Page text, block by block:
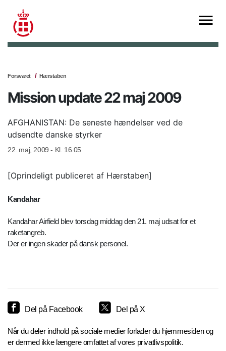
Forsvaret Hærstaben
Mission update 22 maj 2009
AFGHANISTAN: De seneste hændelser ved de
udsendte danske styrker
22. maj, 2009 - Kl. 16.05
[Oprindeligt publiceret af Hærstaben]
Kandahar
Kandahar Airfield blev torsdag middag den 21. maj udsat for et
raketangreb.
Der er ingen skader på dansk personel.
Del på Facebook Del på X
Når du deler indhold på sociale medier forlader du hjemmesiden og
er dermed ikke længere omfattet af vores privatlivspolitik.